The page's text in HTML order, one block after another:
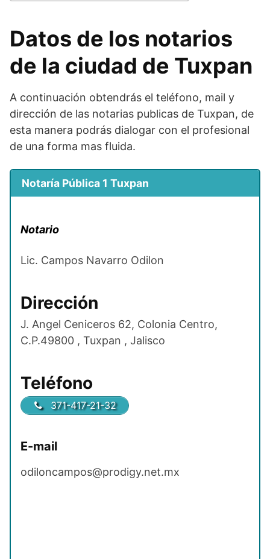
Datos de los notarios
de la ciudad de Tuxpan
A continuación obtendrás el teléfono, mail y
dirección de las notarias publicas de Tuxpan, de
esta manera podrás dialogar con el profesional
de una forma mas fluida.
Notaría Pública 1 Tuxpan
Notario
Lic. Campos Navarro Odilon
Dirección
J. Angel Ceniceros 62, Colonia Centro,
C.P.49800 , Tuxpan , Jalisco
Teléfono
371-417-21-32
E-mail
odiloncampos@prodigy.net.mx